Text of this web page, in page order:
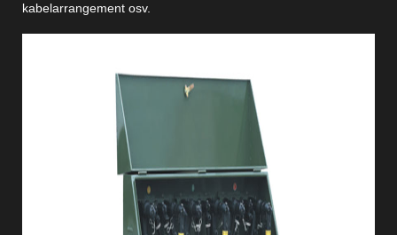
kabelarrangement osv.